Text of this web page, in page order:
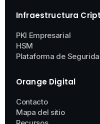
Infraestructura
PKI Empresarial
HSM
Plataforma de
Orange Digital
Contacto
Mapa del sitio